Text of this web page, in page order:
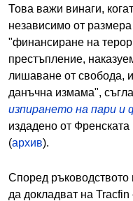
Това важи винаги,
независимо от
"финансиране на
престъпление,
лишаване от свобода,
данъчна измама",
изпирането на пари и
издадено от
(архив).
Според ръководството
да докладват на